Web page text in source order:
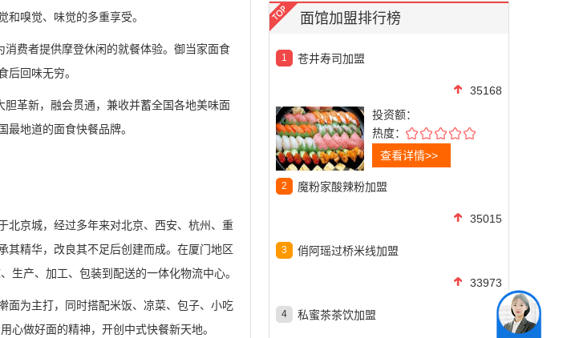
嗅觉、味觉的多重享受。
费者提供摩登休闲的就餐体验。御当家面食
回味无穷。
革新，融会贯通，兼收并蓄全国各地美味面
地道的面食快餐品牌。
北京城，经过多年来对北京、西安、杭州、重
其精华，改良其不足后创建而成。在厦门地区
生产、加工、包装到配送的一体化物流中心。
面为主打，同时搭配米饭、凉菜、包子、小吃
心做好面的精神，开创中式快餐新天地。
面馆加盟排行榜
1 苍井寿司加盟
35168
投资额：
热度：
查看详情>>
2 魔粉家酸辣粉加盟
35015
3 俏阿瑶过桥米线加盟
33973
4 私蜜茶茶饮加盟